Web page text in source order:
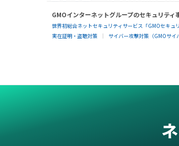
GMOインターネットグループのセキュリティ
世界初総合ネットセキュリティサービス「GMOセキュ
実在証明・盗聴対策
サイバー攻撃対策（GMOサイ